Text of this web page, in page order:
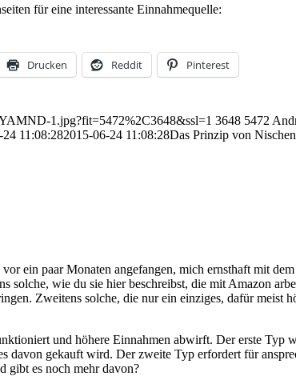
für eine interessante Einnahmequelle:
Drucken Reddit Pinterest
1.jpg?fit=5472%2C3648&ssl=1 3648 5472
24 11:08:282015-06-24 11:08:28Das Prinzip von
ein paar Monaten angefangen, mich ernsthaft mit
solche, wie du sie hier beschreibst, die mit Amazon
Zweitens solche, die nur ein einziges, dafür
und höhere Einnahmen abwirft. Der erste Typ
davon gekauft wird. Der zweite Typ erfordert für
gibt es noch mehr davon?